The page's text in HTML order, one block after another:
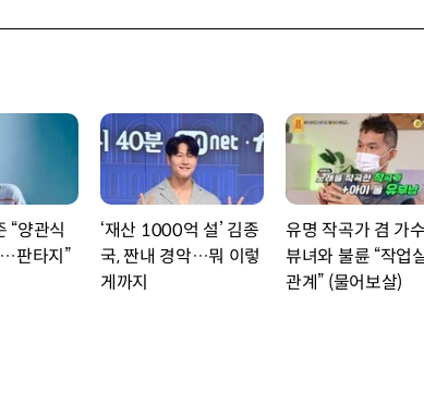
“양관식
판타지”
‘재산 1000억 설’ 김종
국, 짠내 경악…뭐 이렇
게까지
유명 작곡가 겸 가
뷰녀와 불륜 “작업
관계” (물어보살)